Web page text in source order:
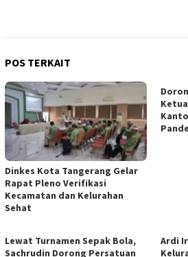
POS TERKAIT
Dinkes Kota Tangerang Gelar
Rapat Pleno Verifikasi
Kecamatan dan Kelurahan
Sehat
Lewat Turnamen Sepak Bola,
Sachrudin Dorong Persatuan
Ardi